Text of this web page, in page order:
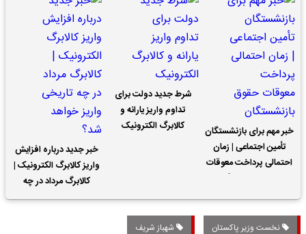
خبر مهم برای بازنشستگان
تأمین اجتماعی | زمان
احتمالی پرداخت معوقات
شرط جدید دولت برای
تداوم واریز یارانه و
کالابرگ الکترونیک
خبر جدید درباره افزایش
واریز کالابرگ الکترونیک |
کالابرگ مرداد در چه
تاریخی واریز خواهد شد؟
نخست وزیر پاکستان شهباز شریف